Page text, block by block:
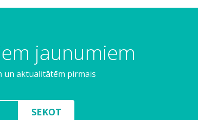
jaunumiem
un aktualitātēm pirmais
SEKOT